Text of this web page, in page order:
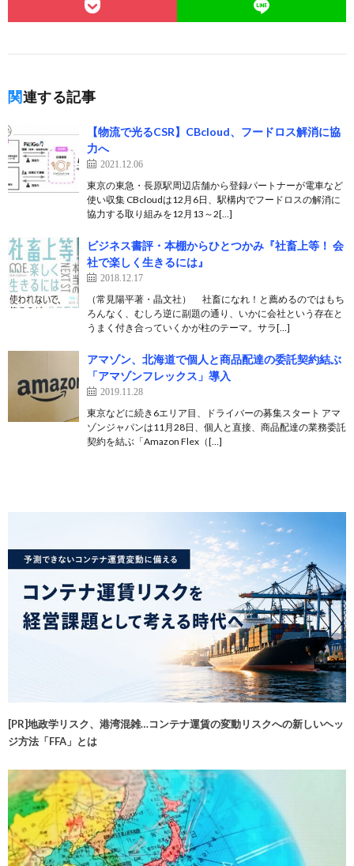
関連する記事
【物流で光るCSR】CBcloud、フードロス解消に協
力へ
2021.12.06
東京の東急・長原駅周辺店舗から登録パートナーが電車など
使い収集 CBcloudは12月6日、駅構内でフードロスの解消に
協力する取り組みを12月13～2[…]
ビジネス書評・本棚からひとつかみ『社畜上等！ 会
社で楽しく生きるには』
2018.12.17
（常見陽平著・晶文社） 社畜になれ！と薦めるのではもち
ろんなく、むしろ逆に副題の通り、いかに会社という存在と
うまく付き合っていくかが柱のテーマ。サラ[…]
アマゾン、北海道で個人と商品配達の委託契約結ぶ
「アマゾンフレックス」導入
2019.11.28
東京などに続き6エリア目、ドライバーの募集スタート アマ
ゾンジャパンは11月28日、個人と直接、商品配達の業務委託
契約を結ぶ「Amazon Flex（[…]
[PR]地政学リスク、港湾混雑…コンテナ運賃の変動リスクへの新しいヘッ
ジ方法「FFA」とは